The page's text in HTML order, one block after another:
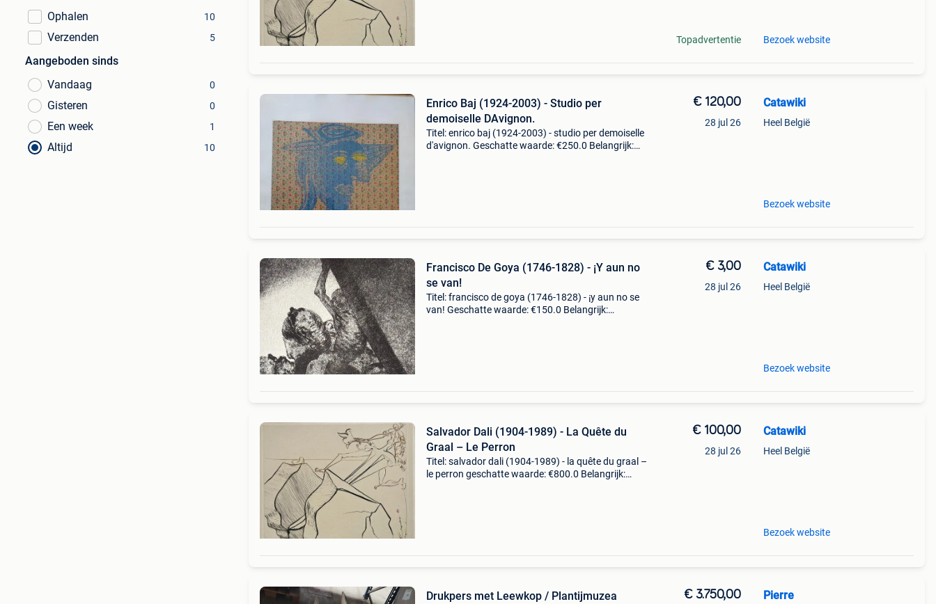
Ophalen
10
Verzenden 5
Aangeboden sinds
Vandaag
0
Gisteren 0
Een week 1
Altijd 10
Topadvertentie Bezoek website
Enrico Baj (1924-2003) - Studio per
demoiselle DAvignon.
Titel: enrico baj (1924-2003) - studio per demoiselle
d'avignon. Geschatte waarde: €250.0 Belangrijk:
€ 120,00
28 jul 26
Catawiki
Heel België
Bezoek website
Francisco De Goya (1746-1828) - ¡Y aun no
se van!
Titel: francisco de goya (1746-1828) - ¡y aun no se
van! Geschatte waarde: €150.0 Belangrijk:
€ 3,00
28 jul 26
Catawiki
Heel België
Bezoek website
Salvador Dali (1904-1989) - La Quête du
Graal – Le Perron
Titel: salvador dali (1904-1989) - la quête du graal –
le perron geschatte waarde: €800.0 Belangrijk:
€ 100,00
28 jul 26
Catawiki
Heel België
Bezoek website
Drukpers met Leewkop / Plantijmuzea
€ 3.750,00 Pierre